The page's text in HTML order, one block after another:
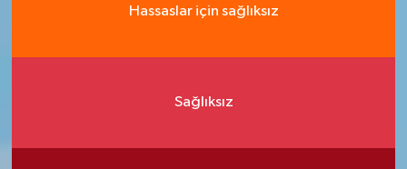
Hassaslar için sağlıksız
Sağlıksız